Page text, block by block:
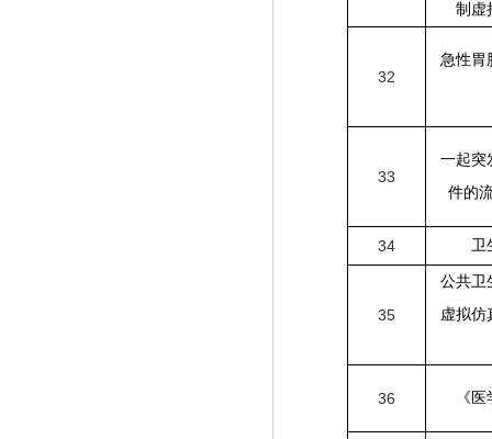
制虚
32
急性胃
33
一起突
件的
34 卫
35
公共卫
虚拟仿
36 《